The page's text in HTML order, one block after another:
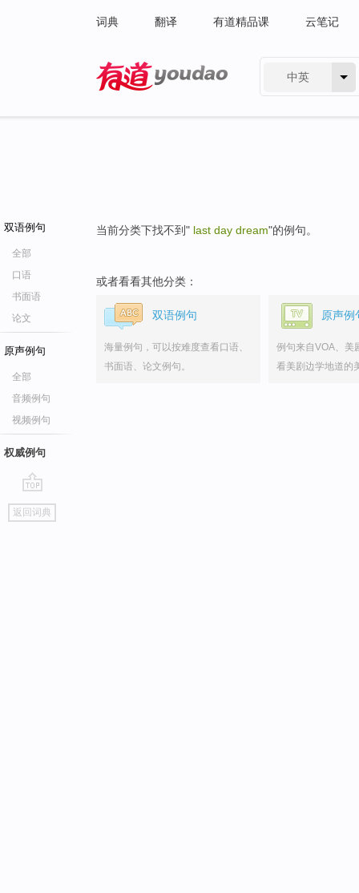
词典 翻译 有道精品课 云笔记
中英
双语例句
全部
口语
书面语
论文
原声例句
全部
音频例句
视频例句
权威例句
go
top
返回词典
当前分类下找不到" last day dream"的例句。
或者看看其他分类：
双语例句
海量例句，可以按难度查看口语、
书面语、论文例句。
原声例
例句来自VOA、美
看美剧边学地道的